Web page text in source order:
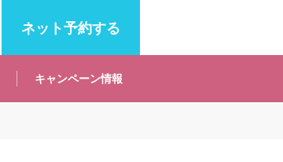
ネット予約する
キャンペーン情報